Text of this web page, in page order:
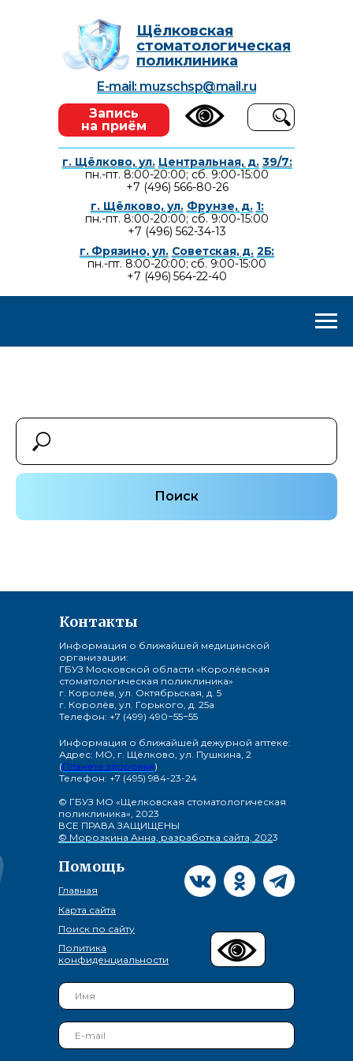
E-mail: muzschsp@mail.ru
Запись
на приём
г. Щёлково, ул. Центральная, д. 39/7:
пн.-пт. 8:00-20:00; сб. 9:00-15:00
+7 (496) 566-80-26
г. Фрязино, ул. Советская, д. 2Б:
пн.-пт. 8:00-20:00; сб. 9:00-15:00
+7 (496) 564-22-40
Щёлковская
стоматологическая
поликлиника
г. Щёлково, ул. Фрунзе, д. 1:
пн.-пт. 8:00-20:00; сб. 9:00-15:00
+7 (496) 562-34-13
Поиск
Контакты
Информация о ближайшей медицинской
организации:
ГБУЗ Московской области «Королёвская
стоматологическая поликлиника»
г. Королёв, ул. Октябрьская, д. 5
г. Королёв, ул. Горького, д. 25а
Телефон: +7 (499) 490−55−55
Информация о ближайшей дежурной аптеке:
Адрес: МО, г. Щёлково, ул. Пушкина, 2
(Планета здоровья)
Телефон: +7 (495) 984-23-24
© ГБУЗ МО «Щелковская стоматологическая
поликлиника», 2023
ВСЕ ПРАВА ЗАЩИЩЕНЫ
© Морозкина Анна, разработка сайта, 2023
Помощь
Карта сайта
Поиск по сайту
Политика
конфиденциальности
Главная